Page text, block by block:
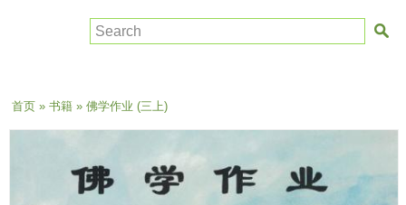
Search
当前位置
首页» 书籍» 佛学作业 (三上)